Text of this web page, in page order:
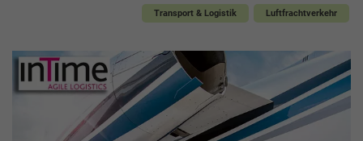
Transport & Logistik Luftfrachtverkehr